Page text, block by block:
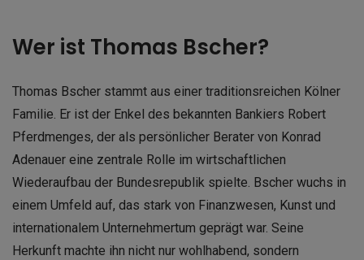
Wer ist Thomas Bscher?
Thomas Bscher stammt aus einer traditionsreichen Kölner
Familie. Er ist der Enkel des bekannten Bankiers Robert
Pferdmenges, der als persönlicher Berater von Konrad
Adenauer eine zentrale Rolle im wirtschaftlichen
Wiederaufbau der Bundesrepublik spielte. Bscher wuchs in
einem Umfeld auf, das stark von Finanzwesen, Kunst und
internationalem Unternehmertum geprägt war. Seine
Herkunft machte ihn nicht nur wohlhabend, sondern